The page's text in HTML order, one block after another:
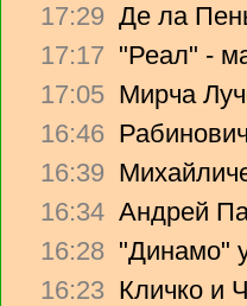
17:29 Де ла
17:17 "Реал" -
17:05 Мирча
16:46
16:39
16:34 Андрей
16:28 "Динамо"
16:23 Кличко и